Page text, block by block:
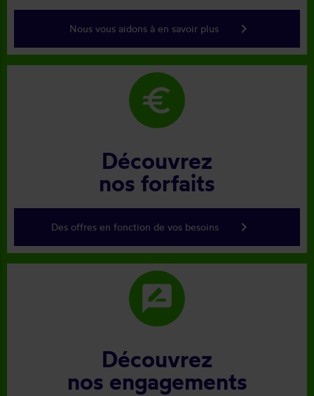
Nous vous aidons à en savoir plus keyboard_arrow_right
euro
Découvrez
nos forfaits
Des offres en fonction de vos besoins keyboard_arrow_right
rate_review
Découvrez
nos engagements